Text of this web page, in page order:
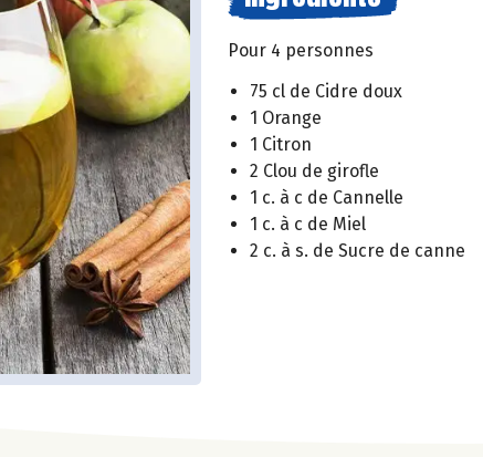
Pour 4 personnes
75 cl de Cidre doux
1 Orange
1 Citron
2 Clou de girofle
1 c. à c de Cannelle
1 c. à c de Miel
2 c. à s. de Sucre de canne